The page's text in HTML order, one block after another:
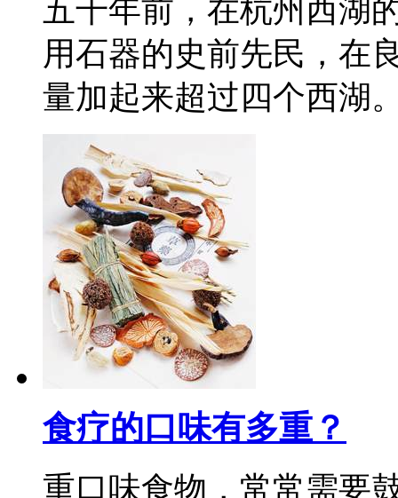
五千年前，在杭州西湖
用石器的史前先民，在
量加起来超过四个西
食疗的口味有多重？
重口味食物，常常需要